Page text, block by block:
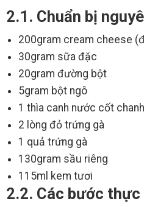
2.1. Chuẩn bị
200gram cream cheese
30gram sữa đặc
20gram đường bột
5gram bột ngô
1 thìa canh nước cốt chanh
2 lòng đỏ trứng gà
1 quả trứng gà
130gram sầu riêng
115ml kem tươi
2.2. Các bước thực